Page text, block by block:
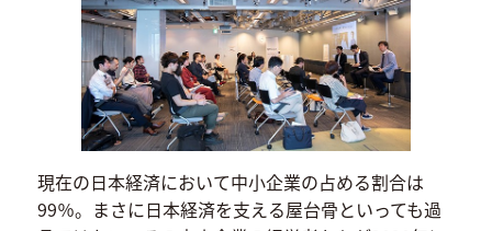
現在の日本経済において中小企業の占める割合は
99％。まさに日本経済を支える屋台骨といっても過